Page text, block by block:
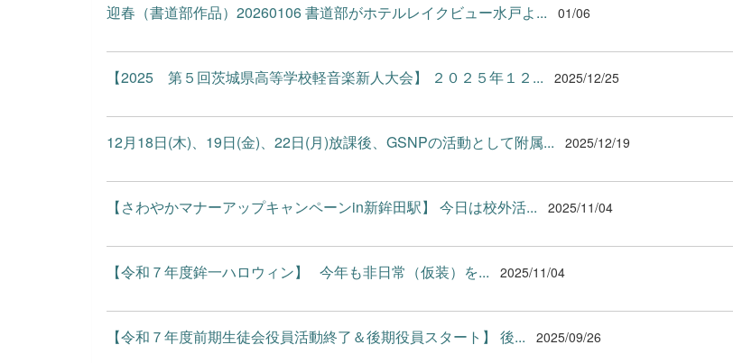
迎春（書道部作品）20260106 書道部がホテルレイクビュー水戸よ... 01/06
【2025 第５回茨城県高等学校軽音楽新人大会】 ２０２５年１２... 2025/12/25
12月18日(木)、19日(金)、22日(月)放課後、GSNPの活動として附属... 2025/12/19
【さわやかマナーアップキャンペーンin新鉾田駅】 今日は校外活... 2025/11/04
【令和７年度鉾一ハロウィン】 今年も非日常（仮装）を... 2025/11/04
【令和７年度前期生徒会役員活動終了＆後期役員スタート】 後... 2025/09/26